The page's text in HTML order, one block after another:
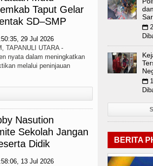
Bupati Taput Sambut
Harus Jadi Penggerak Remaja,
Melalui Hubungan Seksual
Taput Gelar
SD–SMP
29 Jul 2026
TAPANULI UTARA -
nyata dalam meningkatkan
melalui peninjauan
Nasution
Sekolah Jangan
Didik
13 Jul 2026
📅
📅
BERITA